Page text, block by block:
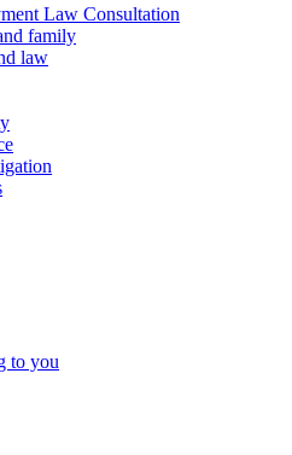
Law Consultation
family
law
to you